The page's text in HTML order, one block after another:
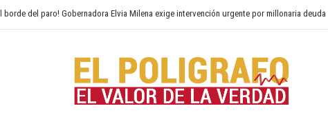
borde del paro! Gobernadora Elvia Milena exige intervención urgente por millonaria deuda